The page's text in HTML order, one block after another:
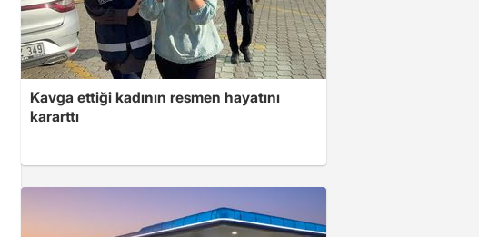
Kavga ettiği kadının resmen hayatını
kararttı